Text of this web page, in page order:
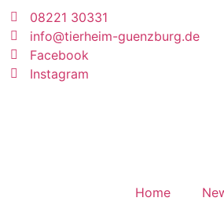
08221 30331
info@tierheim-guenzburg.de
Facebook
Instagram
Home